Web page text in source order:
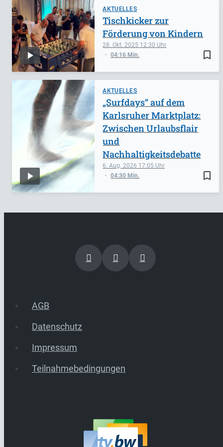
AKTUELLES
bookmark_border
28. Okt. 2025 12:30
04:16 Min.
Tischkicker zur
Förderung von Kindern
AKTUELLES
bookmark_border
6. Aug. 2026 17:05
04:30 Min.
„Surfdays“ auf dem
Karlsruher Marktplatz:
Zwischen Urlaubsflair
und
Nachhaltigkeitsdebatte
AGB
Datenschutz
Impressum
Teilnahmebedingungen